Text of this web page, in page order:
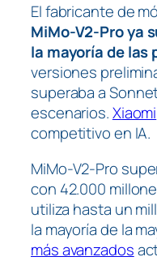
El fabricante de
MiMo-V2-Pro ya
la mayoría de las
versiones
superaba a
escenarios.Xiaomi
competitivo en IA.
MiMo-V2-Pro
con 42.000
utiliza hasta un
la mayoría de la
más avanzados